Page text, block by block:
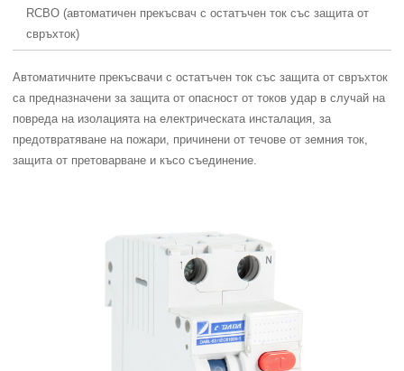
RCBO (автоматичен прекъсвач с остатъчен ток със защита от
свръхток)
Автоматичните прекъсвачи с остатъчен ток със защита от свръхток
са предназначени за защита от опасност от токов удар в случай на
повреда на изолацията на електрическата инсталация, за
предотвратяване на пожари, причинени от течове от земния ток,
защита от претоварване и късо съединение.